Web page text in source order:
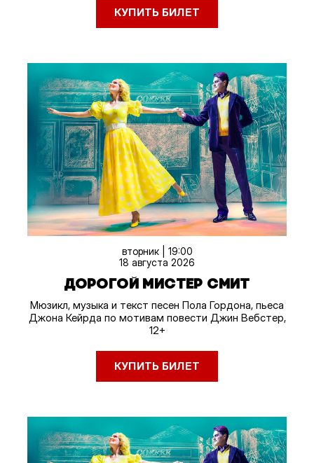
КУПИТЬ БИЛЕТ
вторник | 19:00
18 августа 2026
ДОРОГОЙ МИСТЕР СМИТ
Мюзикл, музыка и текст песен Пола Гордона, пьеса
Джона Кейрда по мотивам повести Джин Вебстер,
12+
КУПИТЬ БИЛЕТ